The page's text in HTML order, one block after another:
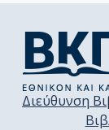
Διεύθυνση